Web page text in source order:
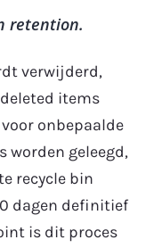
retention.
verwijderd,
items
onbepaalde
worden geleegd,
recycle bin
dagen definitief
is dit proces